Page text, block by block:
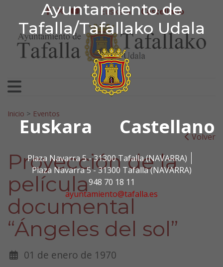
Ayuntamiento de
Tafalla/Tafallako Udala
Euskara Castellano
Plaza Navarra 5 - 31300 Tafalla (NAVARRA)
Plaza Navarra 5 - 31300 Tafalla (NAVARRA)
948 70 18 11
ayuntamiento@tafalla.es
Ir al contenido
Ayuntamiento de
facebook
twitter
youtube
Euskera Castellano
Search for:
Inicio > Eventos
Volver
Proyección de la
película
documental
“Ángeles del sol”
01 de enero de 1970